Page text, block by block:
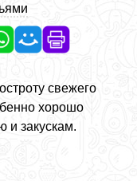
свежего
хорошо
и закускам.